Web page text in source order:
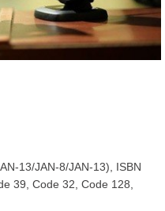
13/JAN-8/JAN-13), ISBN
39, Code 32, Code 128,